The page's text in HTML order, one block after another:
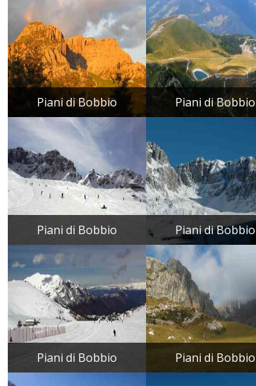
Piani di Bobbio Piani di Bobbio
Piani di Bobbio Piani di Bobbio
Piani di Bobbio Piani di Bobbio